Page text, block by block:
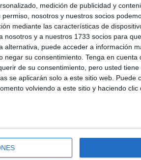
medición de publicidad y
permiso, nosotros y nuestros socios
mediante las características de
nosotros y a nuestros 1733 socios para
alternativa, puede acceder a información
negar su consentimiento. Tenga en cuenta
de su consentimiento, pero usted
se aplicarán solo a este sitio web. Puede
volviendo a este sitio y haciendo
la que se contará con la lectura de la
y con la finalización de la
Santo Rosario, a las 19:45 horas,